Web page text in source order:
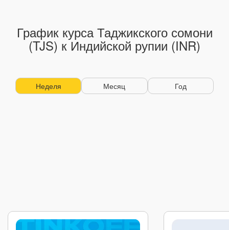
График курса Таджикского сомони
(TJS) к Индийской рупии (INR)
Неделя Месяц Год